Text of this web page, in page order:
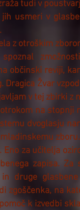
tudi v
usmeri v
z otroškim
spoznal
občinski reviji,
Dragica Žvar
v tej zbirki z
na stopnji
dvoglasju
zboru.
za učitelja
zapisa.
in druge
zgoščenka, na
k izvedbi